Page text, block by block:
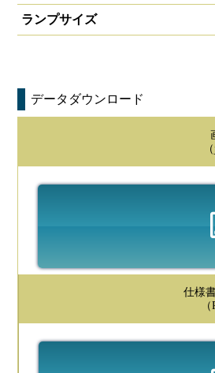
ランプサイズ
データダウンロード
仕様